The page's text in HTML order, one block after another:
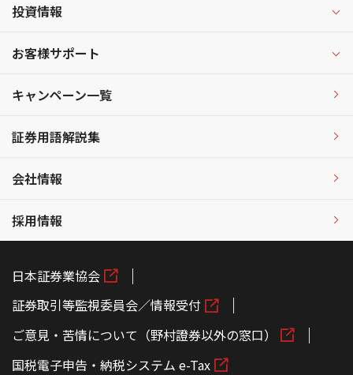
投資情報
お客様サポート
キャンペーン一覧
証券用語解説集
会社情報
採用情報
日本証券業協会
証券取引等監視委員会／情報受付
ご意見・苦情について（野村證券以外の窓口）
国税電子申告・納税システム e-Tax